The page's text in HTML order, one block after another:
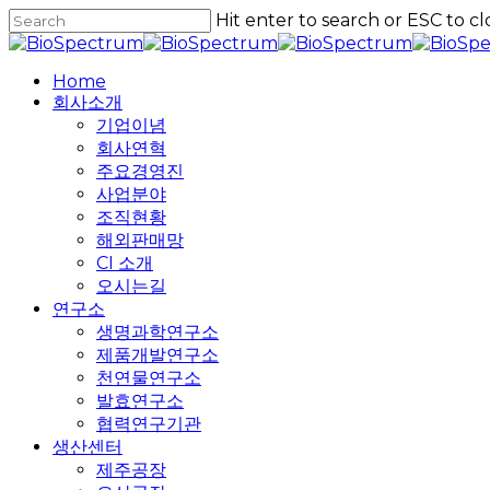
Skip
to
content
Hit enter to search or ESC to
Close
Home
회사소개
기업이념
회사연혁
주요경영진
사업분야
조직현황
해외판매망
CI 소개
오시는길
연구소
생명과학연구소
제품개발연구소
천연물연구소
발효연구소
협력연구기관
생산센터
제주공장